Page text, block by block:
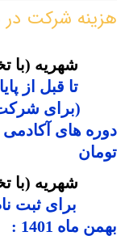
هزینه شرکت در
شهریه (با
تا قبل از پایان روز 21
(برای شرکت
تومان
شهریه (با
بهمن ماه 1401 : 680،000 تومان